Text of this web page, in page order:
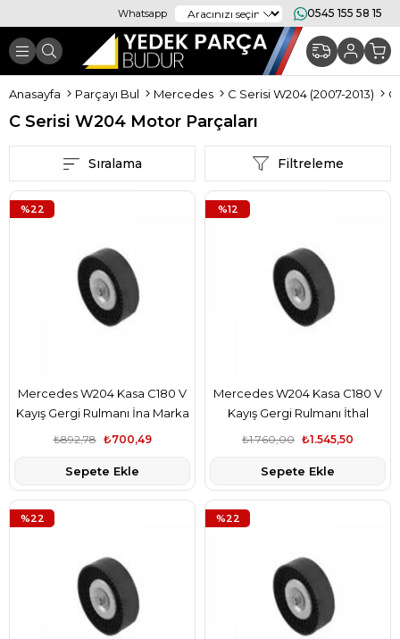
Whatsapp 0545 155 58 15
Anasayfa Parçayı Bul Mercedes C Serisi W204 (2007-2013)
C Serisi W204 Motor Parçaları
Filtreleme
Sıralama
Mercedes W204 Kasa C180 V
Kayış Gergi Rulmanı İna Marka
A2712060019
₺700,49
₺892,78
Sepete Ekle
%22
Mercedes W204 Kasa C180 V
Kayış Gergi Rulmanı İthal
Marka A2712060019
₺1.545,50
₺1.760,00
Sepete Ekle
%12
%22 %22